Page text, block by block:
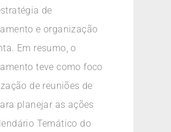
de
e organização
Em resumo, o
teve como foco
de reuniões de
planejar as ações
Temático do